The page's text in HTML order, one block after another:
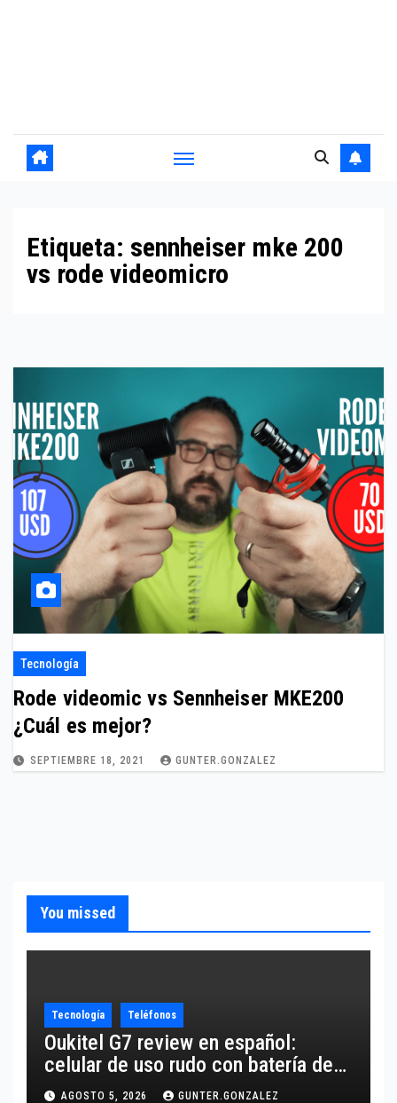
Etiqueta: sennheiser mke 200
vs rode videomicro
Tecnología
Rode videomic vs Sennheiser MKE200
¿Cuál es mejor?
SEPTIEMBRE 18, 2021 GUNTER.GONZALEZ
You missed
Tecnología Teléfonos
Oukitel G7 review en español:
celular de uso rudo con batería de
10,600 mAh
AGOSTO 5, 2026 GUNTER.GONZALEZ